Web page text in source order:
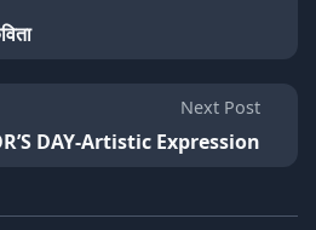
Next Post
DAY-Artistic Expression